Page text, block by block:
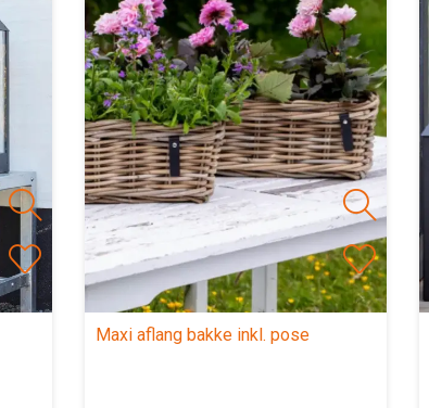
Maxi aflang bakke inkl. pose